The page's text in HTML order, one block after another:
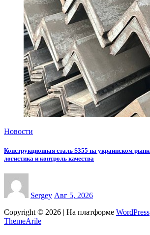
Новости
Конструкционная сталь S355 на украинском
логистика и контроль качества
Sergey Авг 5, 2026
Copyright © 2026 | На платформе WordPress
ThemeArile